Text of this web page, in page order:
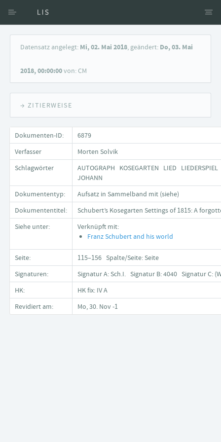
Zugang über Verfasser
Suche nach Schlagwort
Datensatz angelegt: Mi, 02. Mai 2018, geändert: Do, 03. Mai
2018, 00:00:00von: CM
→ ZITIERWEISE
Dokumenten-ID:
6879
Verfasser
Morten Solvik
Schlagwörter
AUTOGRAPH KOSEGARTEN LIED
JOHANN
Dokumententyp:
Aufsatz in Sammelband mit (siehe)
Dokumententitel:
Schubert’s Kosegarten Settings of 1815: A
Siehe unter:
Verknüpft mit:
Franz Schubert and his world
Seite:
115–156 Spalte/Seite: Seite
Signaturen:
Signatur A: Sch.I. Signatur B: 4040 Signatur C:
HK:
HK fix: IV A
Revidiert am:
Mo, 30. Nov -1